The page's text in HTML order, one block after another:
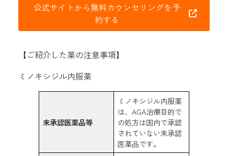
公式サイトから無料カウンセリングを予
約する
【ご紹介した薬の注意事項】
ミノキシジル内服薬
未承認医薬品等
ミノキシジル内服薬
は、AGA治療目的で
の処方は国内で承認
されていない未承認
医薬品です。